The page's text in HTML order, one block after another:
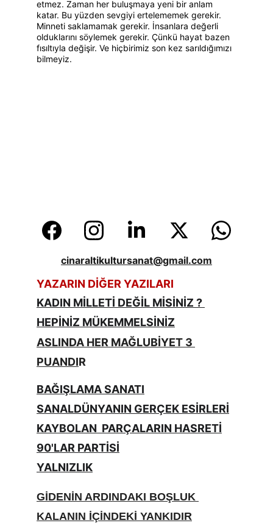
etmez. Zaman her buluşmaya yeni bir anlam
katar. Bu yüzden sevgiyi ertelememek gerekir.
Minneti saklamamak gerekir. İnsanlara değerli
olduklarını söylemek gerekir. Çünkü hayat bazen
fısıltıyla değişir. Ve hiçbirimiz son kez sarıldığımızı
bilmeyiz.
cinaraltikultursanat@gmail.com
YAZARIN DİĞER YAZILARI
ASLINDA HER MAĞLUBİYET 3
PUANDIR
BAĞIŞLAMA SANATI
SANALDÜNYANIN GERÇEK ESİRLERİ
KAYBOLAN  PARÇALARIN HASRETİ
90'LAR PARTİSİ
YALNIZLIK
KADIN MİLLETİ DEĞİL MİSİNİZ ?
HEPİNİZ MÜKEMMELSİNİZ
GİDENİN ARDINDAKI BOŞLUK
KALANIN İÇİNDEKİ YANKIDIR